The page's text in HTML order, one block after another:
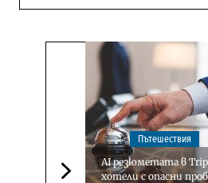
Пътешествия
AI резюметата в
хотели с опасни